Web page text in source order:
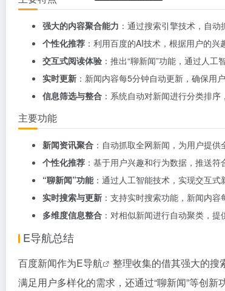
强大的内容聚合能力 ：通过搜索引擎技术，自
个性化推荐 ：利用百度的AI技术，根据用户的兴
交互式阅读体验 ：推出“聊新闻”功能，通过人
实时更新 ：新闻内容每5分钟自动更新，确保用
信息筛选与整合 ：系统自动对新闻进行分类排序
主要功能
新闻资讯聚合 ：自动抓取全网新闻，为用户提供
个性化推荐 ：基于用户兴趣和行为数据，推送符
“聊新闻”功能：通过人工智能技术，实现交互式
实时搜索与更新 ：支持实时搜索功能，新闻内容
多维度信息整合 ：对相似新闻进行自动聚类，提
E导航总结
百度新闻作为E导航
整理收集的借其强大的搜
满足用户多样化的需求，还通过“聊新闻”等创